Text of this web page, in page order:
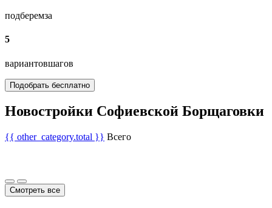
подберемза
5
вариантовшагов
Подобрать бесплатно
Новостройки Софиевской Борщаговки
{{ other_category.total }} Всего
Смотреть все